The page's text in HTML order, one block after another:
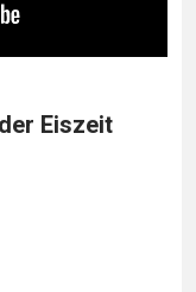
Eiszeit